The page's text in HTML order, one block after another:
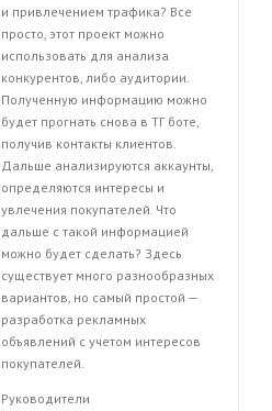
и привлечением трафика? Все
просто, этот проект можно
использовать для анализа
конкурентов, либо аудитории.
Полученную информацию можно
будет прогнать снова в ТГ боте,
получив контакты клиентов.
Дальше анализируются аккаунты,
определяются интересы и
увлечения покупателей. Что
дальше с такой информацией
можно будет сделать? Здесь
существует много разнообразных
вариантов, но самый простой —
разработка рекламных
объявлений с учетом интересов
покупателей.
Руководители